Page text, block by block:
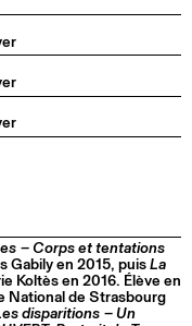
− Corps et tentations
Gabily en 2015, puis La
Koltès en 2016. Élève en
National de Strasbourg
disparitions − Un